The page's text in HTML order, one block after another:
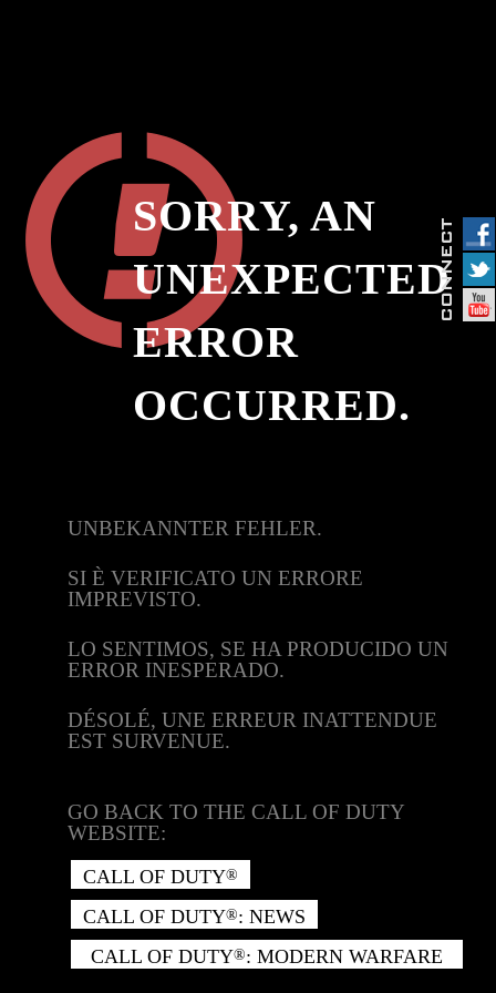
SORRY, AN
UNEXPECTED
ERROR
OCCURRED.
UNBEKANNTER FEHLER.
SI È VERIFICATO UN ERRORE
IMPREVISTO.
LO SENTIMOS, SE HA PRODUCIDO UN
ERROR INESPERADO.
DÉSOLÉ, UNE ERREUR INATTENDUE
EST SURVENUE.
GO BACK TO THE CALL OF DUTY
WEBSITE:
CALL OF DUTY®
CALL OF DUTY®: NEWS
CALL OF DUTY®: MODERN WARFARE